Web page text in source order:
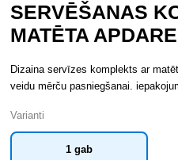
SERVĒŠANAS
MATĒTA
Dizaina servīzes komplekts ar
veidu mērču pasniegšanai.
Varianti
1 gab